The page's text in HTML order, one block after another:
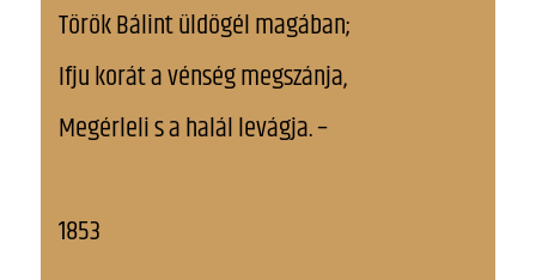
Török Bálint üldögél magában;
Ifju korát a vénség megszánja,
Megérleli s a halál levágja. –
1853